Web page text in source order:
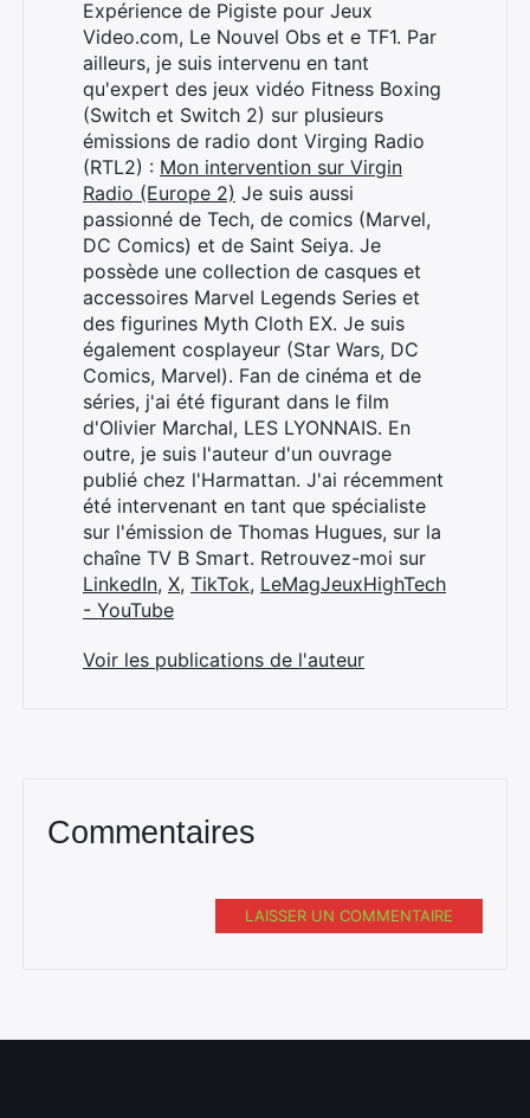
Expérience de Pigiste pour Jeux
Video.com, Le Nouvel Obs et e TF1. Par
ailleurs, je suis intervenu en tant
qu'expert des jeux vidéo Fitness Boxing
(Switch et Switch 2) sur plusieurs
émissions de radio dont Virging Radio
(RTL2) : Mon intervention sur Virgin
Radio (Europe 2) Je suis aussi
passionné de Tech, de comics (Marvel,
DC Comics) et de Saint Seiya. Je
possède une collection de casques et
accessoires Marvel Legends Series et
des figurines Myth Cloth EX. Je suis
également cosplayeur (Star Wars, DC
Comics, Marvel). Fan de cinéma et de
séries, j'ai été figurant dans le film
d'Olivier Marchal, LES LYONNAIS. En
outre, je suis l'auteur d'un ouvrage
publié chez l'Harmattan. J'ai récemment
été intervenant en tant que spécialiste
sur l'émission de Thomas Hugues, sur la
chaîne TV B Smart. Retrouvez-moi sur
LinkedIn, X, TikTok, LeMagJeuxHighTech
- YouTube
Voir les publications de l'auteur
Commentaires
LAISSER UN COMMENTAIRE
Rechercher
: